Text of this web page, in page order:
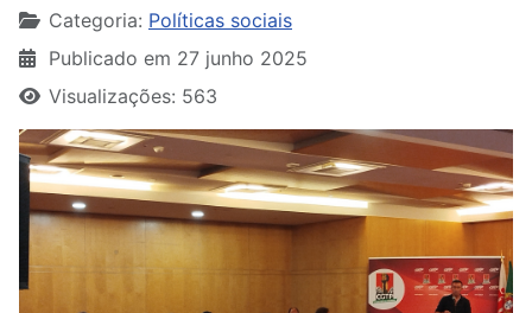
Categoria: Políticas sociais
Publicado em 27 junho 2025
Visualizações: 563